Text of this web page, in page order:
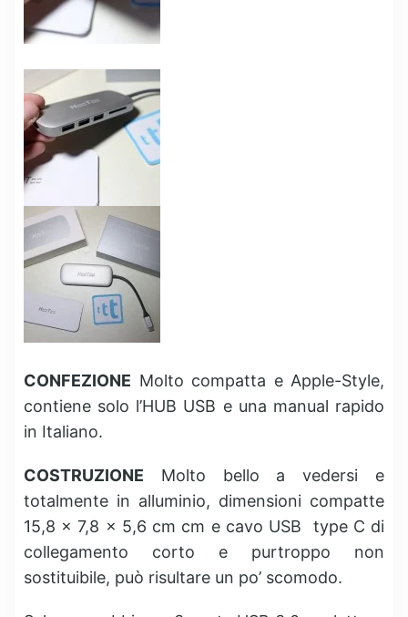
CONFEZIONE Molto compatta e Apple-Style,
contiene solo l’HUB USB e una manual rapido
in Italiano.
COSTRUZIONE Molto bello a vedersi e
totalmente in alluminio, dimensioni compatte
15,8 x 7,8 x 5,6 cm cm e cavo USB type C di
collegamento corto e purtroppo non
sostituibile, può risultare un po’ scomodo.